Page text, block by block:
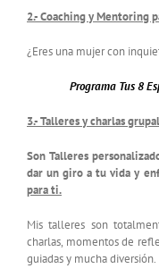
2.- Coaching y Mentoring
¿Eres una mujer con
Programa Tus 8
3.- Talleres y charlas
Son Talleres
dar un giro a tu vida y
para ti.
Mis talleres son
charlas, momentos de
guiadas y mucha diversión.